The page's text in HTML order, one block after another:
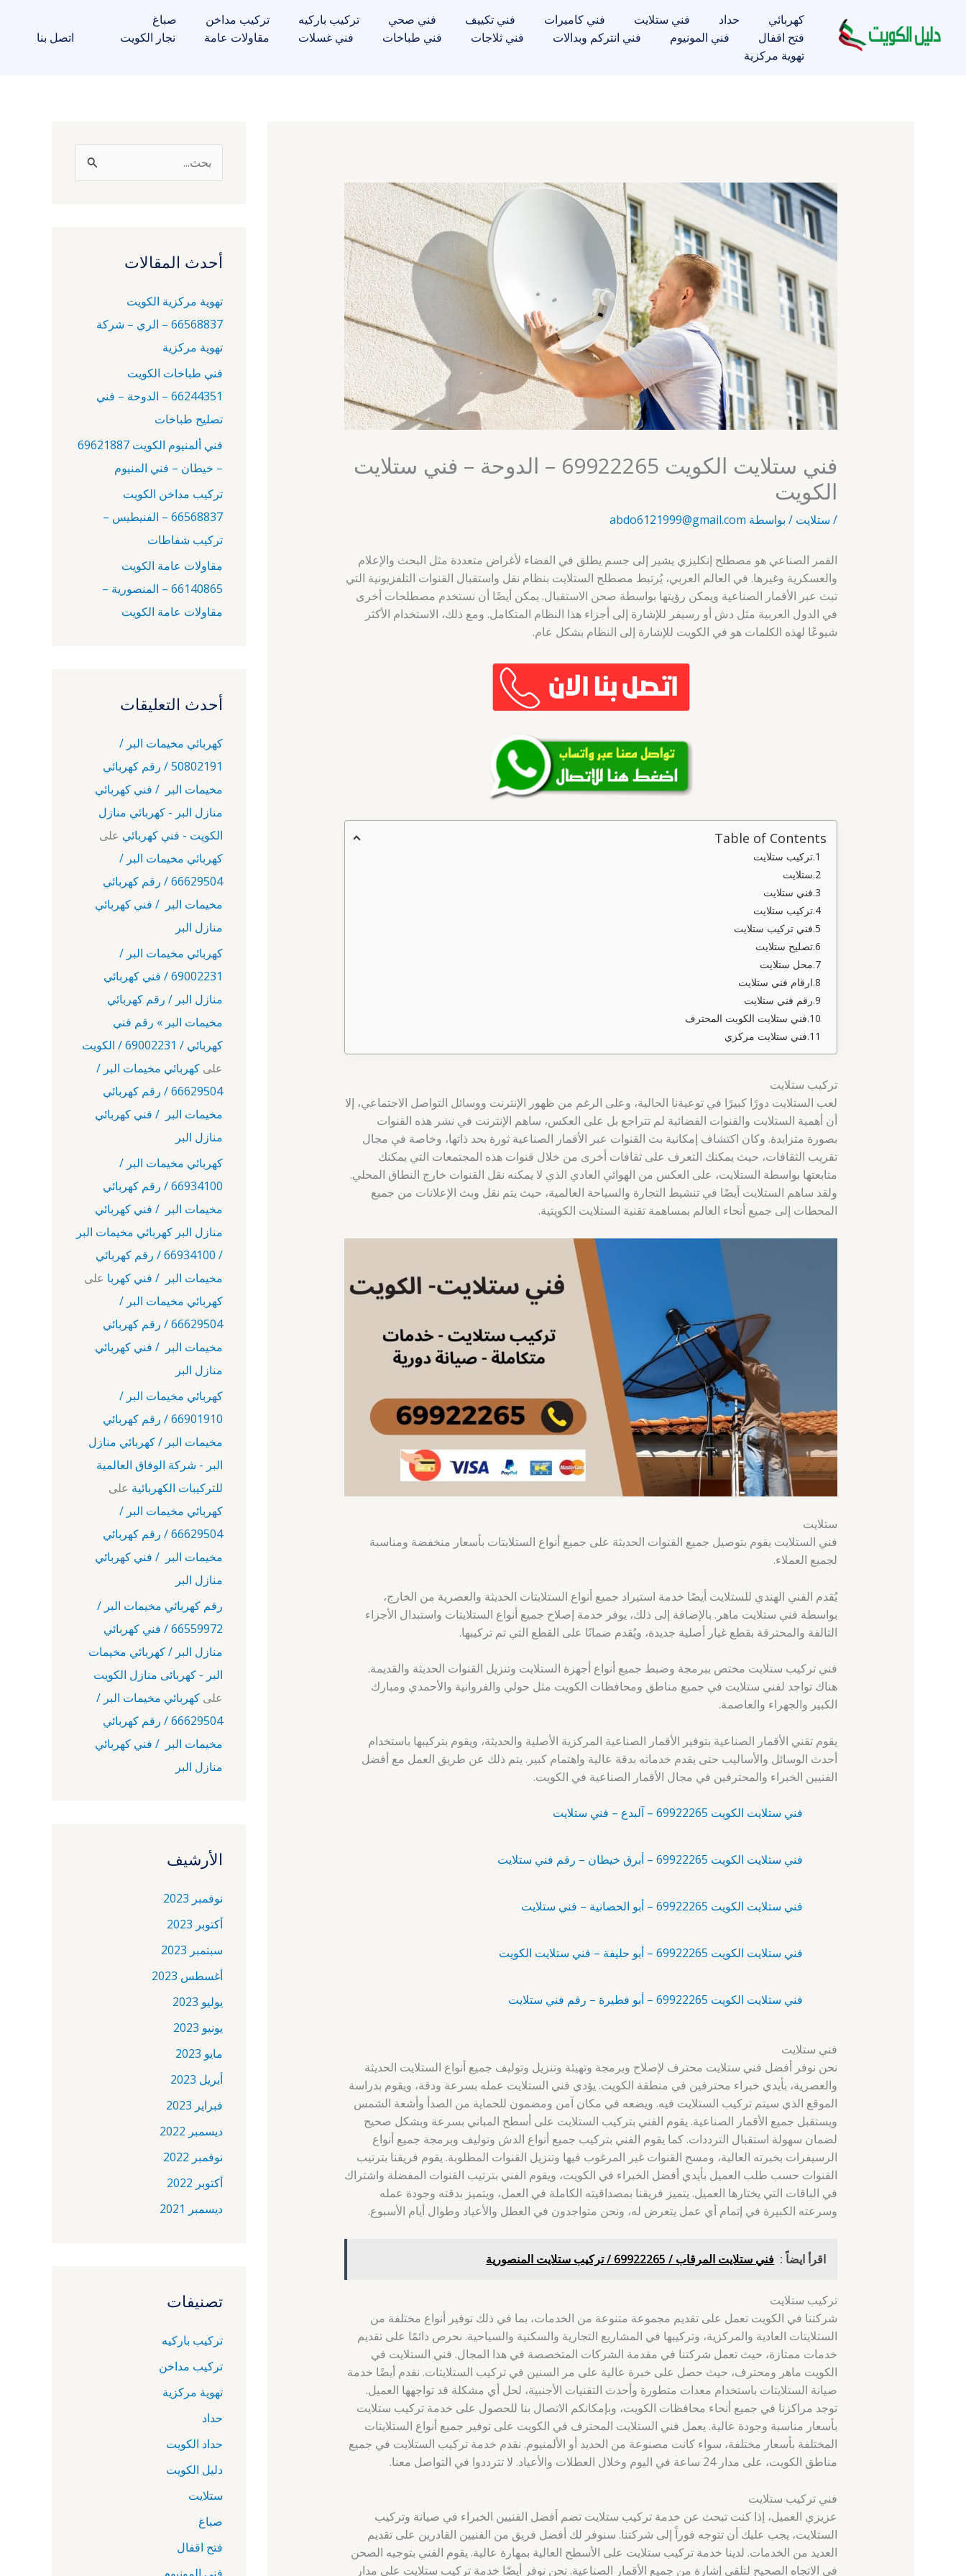
المحتوى
كهربائي حداد فني ستلايت فني كاميرات فني تكييف فني صحي تركيب باركيه تركيب مداخن
صباغ
فتح اقفال
فني المونيوم فني انتركم وبدالات فني ثلاجات فني طباخات فني غسلات مقاولات عامة
نجار الكويت
تهوية مركزية
اتصل بنا
فني ستلايت الكويت 69922265 – الدوحة – فني ستلايت
الكويت
/ ستلايت / بواسطة abdo6121999@gmail.com
القمر الصناعي هو مصطلح إنكليزي يشير إلى جسم يطلق في الفضاء لأغراض متعددة مثل البحث والإعلام
والعسكرية وغيرها. في العالم العربي، يُرتبط مصطلح الستلايت بنظام نقل واستقبال القنوات التلفزيونية التي
تبث عبر الأقمار الصناعية ويمكن رؤيتها بواسطة صحن الاستقبال. يمكن أيضًا أن نستخدم مصطلحات أخرى
في الدول العربية مثل دش أو رسيفر للإشارة إلى أجزاء هذا النظام المتكامل. ومع ذلك، الاستخدام الأكثر
شيوعًا لهذه الكلمات هو في الكويت للإشارة إلى النظام بشكل عام.
Table of Contents
تركيب ستلايت
ستلايت
فني ستلايت
تركيب ستلايت
فني تركيب ستلايت
تصليح ستلايت
محل ستلايت
ارقام فني ستلايت
رقم فني ستلايت
فني ستلايت الكويت المحترف
فني ستلايت مركزي
تركيب ستلايت
لعب الستلايت دورًا كبيرًا في توعيةنا الحالية، وعلى الرغم من ظهور الإنترنت ووسائل التواصل الاجتماعي، إلا
أن أهمية الستلايت والقنوات الفضائية لم تتراجع بل على العكس، ساهم الإنترنت في نشر هذه القنوات
بصورة متزايدة. وكان اكتشاف إمكانية بث القنوات عبر الأقمار الصناعية ثورة بحد ذاتها، وخاصة في مجال
تقريب الثقافات، حيث يمكنك التعرف على ثقافات أخرى من خلال قنوات هذه المجتمعات التي يمكنك
متابعتها بواسطة الستلايت، على العكس من الهوائي العادي الذي لا يمكنه نقل القنوات خارج النطاق المحلي.
ولقد ساهم الستلايت أيضًا في تنشيط التجارة والسياحة العالمية، حيث يتم نقل وبث الإعلانات من جميع
المحطات إلى جميع أنحاء العالم بمساهمة تقنية الستلايت الكويتية.
ستلايت
فني الستلايت يقوم بتوصيل جميع القنوات الحديثة على جميع أنواع الستلايتات بأسعار منخفضة ومناسبة
لجميع العملاء.
يُقدم الفني الهندي للستلايت أيضًا خدمة استيراد جميع أنواع الستلايتات الحديثة والعصرية من الخارج،
بواسطة فني ستلايت ماهر. بالإضافة إلى ذلك، يوفر خدمة إصلاح جميع أنواع الستلايتات واستبدال الأجزاء
التالفة والمحترقة بقطع غيار أصلية جديدة، ويُقدم ضمانًا على القطع التي تم تركيبها.
فني تركيب ستلايت مختص ببرمجة وضبط جميع أنواع أجهزة الستلايت وتنزيل القنوات الحديثة والقديمة.
هناك تواجد لفني ستلايت في جميع مناطق ومحافظات الكويت مثل حولي والفروانية والأحمدي ومبارك
الكبير والجهراء والعاصمة.
يقوم تقني الأقمار الصناعية بتوفير الأقمار الصناعية المركزية الأصلية والحديثة، ويقوم بتركيبها باستخدام
أحدث الوسائل والأساليب حتى يقدم خدماته بدقة عالية واهتمام كبير. يتم ذلك عن طريق العمل مع أفضل
الفنيين الخبراء والمحترفين في مجال الأقمار الصناعية في الكويت.
فني ستلايت الكويت 69922265 – آلبدع – فني ستلايت
فني ستلايت الكويت 69922265 – أبرق خيطان – رقم فني ستلايت
فني ستلايت الكويت 69922265 – أبو الحصانية – فني ستلايت
فني ستلايت الكويت 69922265 – أبو حليفة – فني ستلايت الكويت
فني ستلايت الكويت 69922265 – أبو فطيرة – رقم فني ستلايت
فني ستلايت
نحن نوفر أفضل فني ستلايت محترف لإصلاح وبرمجة وتهيئة وتنزيل وتوليف جميع أنواع الستلايت الحديثة
والعصرية، بأيدي خبراء محترفين في منطقة الكويت. يؤدي فني الستلايت عمله بسرعة ودقة، ويقوم بدراسة
الموقع الذي سيتم تركيب الستلايت فيه. ويضعه في مكان آمن ومضمون للحماية من الصدأ وأشعة الشمس
ويستقبل جميع الأقمار الصناعية. يقوم الفني بتركيب الستلايت على أسطح المباني بسرعة وبشكل صحيح
لضمان سهولة استقبال الترددات. كما يقوم الفني بتركيب جميع أنواع الدش وتوليف وبرمجة جميع أنواع
الرسيفرات بخبرته العالية، ومسح القنوات غير المرغوب فيها وتنزيل القنوات المطلوبة. يقوم فريقنا بترتيب
القنوات حسب طلب العميل بأيدي أفضل الخبراء في الكويت، ويقوم الفني بترتيب القنوات المفضلة واشتراك
في الباقات التي يختارها العميل. يتميز فريقنا بمصداقيته الكاملة في العمل، ويتميز بدقته وجودة عمله
وسرعته الكبيرة في إتمام أي عمل يتعرض له، ونحن متواجدون في العطل والأعياد وطوال أيام الأسبوع.
اقرأ ايضاً : فني ستلايت المرقاب / 69922265 / تركيب ستلايت المنصورية
تركيب ستلايت
شركتنا في الكويت تعمل على تقديم مجموعة متنوعة من الخدمات، بما في ذلك توفير أنواع مختلفة من
الستلايتات العادية والمركزية، وتركيبها في المشاريع التجارية والسكنية والسياحية. نحرص دائمًا على تقديم
خدمات ممتازة، حيث تعمل شركتنا في مقدمة الشركات المتخصصة في هذا المجال. فني الستلايت في
الكويت ماهر ومحترف، حيث حصل على خبرة عالية على مر السنين في تركيب الستلايتات. نقدم أيضًا خدمة
صيانة الستلايتات باستخدام معدات متطورة وأحدث التقنيات الأجنبية، لحل أي مشكلة قد تواجهها العميل.
توجد مراكزنا في جميع أنحاء محافظات الكويت، وبإمكانكم الاتصال بنا للحصول على خدمة تركيب ستلايت
بأسعار مناسبة وجودة عالية. يعمل فني الستلايت المحترف في الكويت على توفير جميع أنواع الستلايتات
المختلفة بأسعار مختلفة، سواء كانت مصنوعة من الحديد أو الألمنيوم. نقدم خدمة تركيب الستلايت في جميع
مناطق الكويت، على مدار 24 ساعة في اليوم وخلال العطلات والأعياد. لا تترددوا في التواصل معنا.
فني تركيب ستلايت
عزيزي العميل، إذا كنت تبحث عن خدمة تركيب ستلايت تضم أفضل الفنيين الخبراء في صيانة وتركيب
الستلايت، يجب عليك أن تتوجه فوراً إلى شركتنا. سنوفر لك أفضل فريق من الفنيين القادرين على تقديم
العديد من الخدمات. لدينا خدمة تركيب ستلايت على الأسطح العالية بمهارة عالية. يقوم الفني بتوجيه الصحن
في الاتجاه الصحيح لتلقي إشارة من جميع الأقمار الصناعية. نحن نوفر أيضًا خدمة تركيب ستلايت على مدار
ث
ن
:
أحدث المقالات
تهوية مركزية الكويت
66568837 – الري – شركة
تهوية مركزية
فني طباخات الكويت
66244351 – الدوحة – فني
تصليح طباخات
فني ألمنيوم الكويت 69621887
– خيطان – فني المنيوم
تركيب مداخن الكويت
66568837 – الفنيطيس –
تركيب شفاطات
مقاولات عامة الكويت
66140865 – المنصورية –
مقاولات عامة الكويت
أحدث التعليقات
كهربائي مخيمات البر /
50802191 / رقم كهربائي
مخيمات البر / فني كهربائي
منازل البر - كهربائي منازل
الكويت - فني كهربائي على
كهربائي مخيمات البر /
66629504 / رقم كهربائي
مخيمات البر / فني كهربائي
منازل البر
كهربائي مخيمات البر /
69002231 / فني كهربائي
منازل البر / رقم كهربائي
مخيمات البر » رقم فني
كهربائي / 69002231 / الكويت
على كهربائي مخيمات البر /
66629504 / رقم كهربائي
مخيمات البر / فني كهربائي
منازل البر
كهربائي مخيمات البر /
66934100 / رقم كهربائي
مخيمات البر / فني كهربائي
منازل البر كهربائي مخيمات البر
/ 66934100 / رقم كهربائي
مخيمات البر / فني كهربا على
كهربائي مخيمات البر /
66629504 / رقم كهربائي
مخيمات البر / فني كهربائي
منازل البر
كهربائي مخيمات البر /
66901910 / رقم كهربائي
مخيمات البر / كهربائي منازل
البر - شركة الوفاق العالمية
للتركيبات الكهربائية على
كهربائي مخيمات البر /
66629504 / رقم كهربائي
مخيمات البر / فني كهربائي
منازل البر
رقم كهربائي مخيمات البر /
66559972 / فني كهربائي
منازل البر / كهربائي مخيمات
البر - كهربائى منازل الكويت
على كهربائي مخيمات البر /
66629504 / رقم كهربائي
مخيمات البر / فني كهربائي
منازل البر
الأرشيف
نوفمبر 2023
أكتوبر 2023
سبتمبر 2023
أغسطس 2023
يوليو 2023
يونيو 2023
مايو 2023
أبريل 2023
فبراير 2023
ديسمبر 2022
نوفمبر 2022
أكتوبر 2022
ديسمبر 2021
تصنيفات
تركيب باركيه
تركيب مداخن
تهوية مركزية
حداد
حداد الكويت
دليل الكويت
ستلايت
صباغ
فتح اقفال